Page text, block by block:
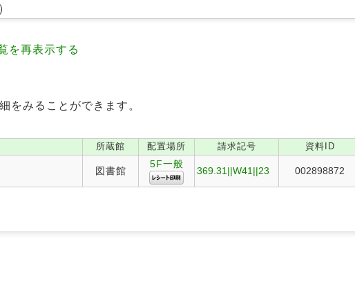
を再表示する
をみることができます。
所蔵館 配置場所 請求記号 資料ID
図書館
5F一般
369.31||W41||23 002898872